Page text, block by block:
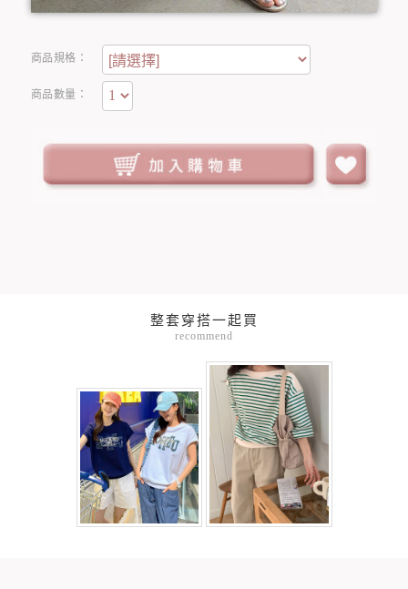
商品規格：
商品數量：
整套穿搭一起買
recommend